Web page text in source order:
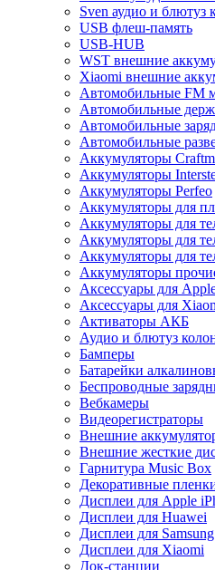
Sven аудио и блютуз
USB флеш-память
USB-HUB
WST внешние
Xiaomi внешние
Автомобильные FM
Автомобильные
Автомобильные
Автомобильные
Аккумуляторы
Аккумуляторы
Аккумуляторы Perfeo
Аккумуляторы для
Аккумуляторы для
Аккумуляторы для
Аккумуляторы для
Аккумуляторы
Аксессуары для
Аксессуары для
Активаторы АКБ
Аудио и блютуз
Бамперы
Батарейки
Беспроводные
Вебкамеры
Видеорегистраторы
Внешние
Внешние жесткие
Гарнитура Music Box
Декоративные
Дисплеи для Apple
Дисплеи для Huawei
Дисплеи для Samsung
Дисплеи для Xiaomi
Док-станции